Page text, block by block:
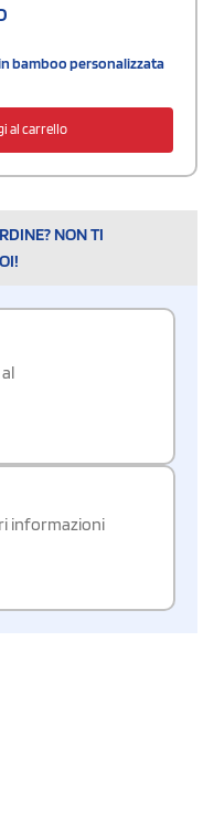
in bamboo personalizzata
al carrello
NON TI
informazioni